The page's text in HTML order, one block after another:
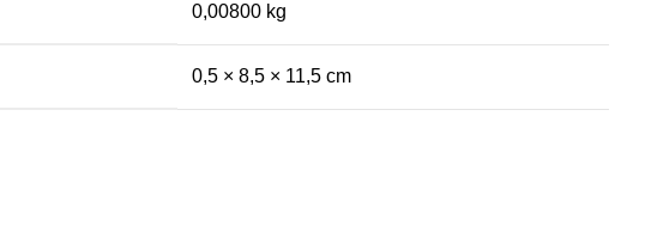
0,00800 kg
0,5 × 8,5 × 11,5 cm